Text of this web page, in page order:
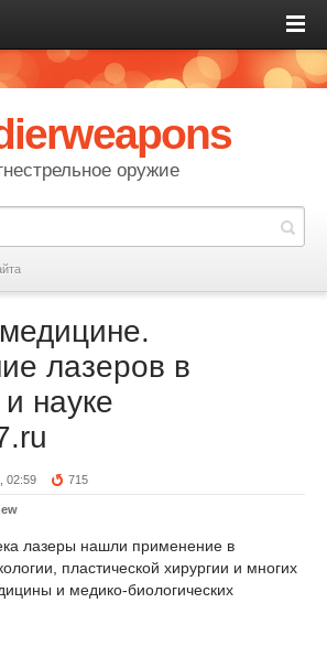
оружие
лазеров в
науке
02:59 715
лазеры нашли применение в
пластической хирургии и многих
и медико-биологических